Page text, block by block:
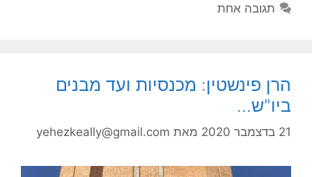
תגובה אחת
הרן פינשטין: מכנסיות ועד מבנים
ביו"ש…
21 בדצמבר 2020 מאת yehezkeally@gmail.com